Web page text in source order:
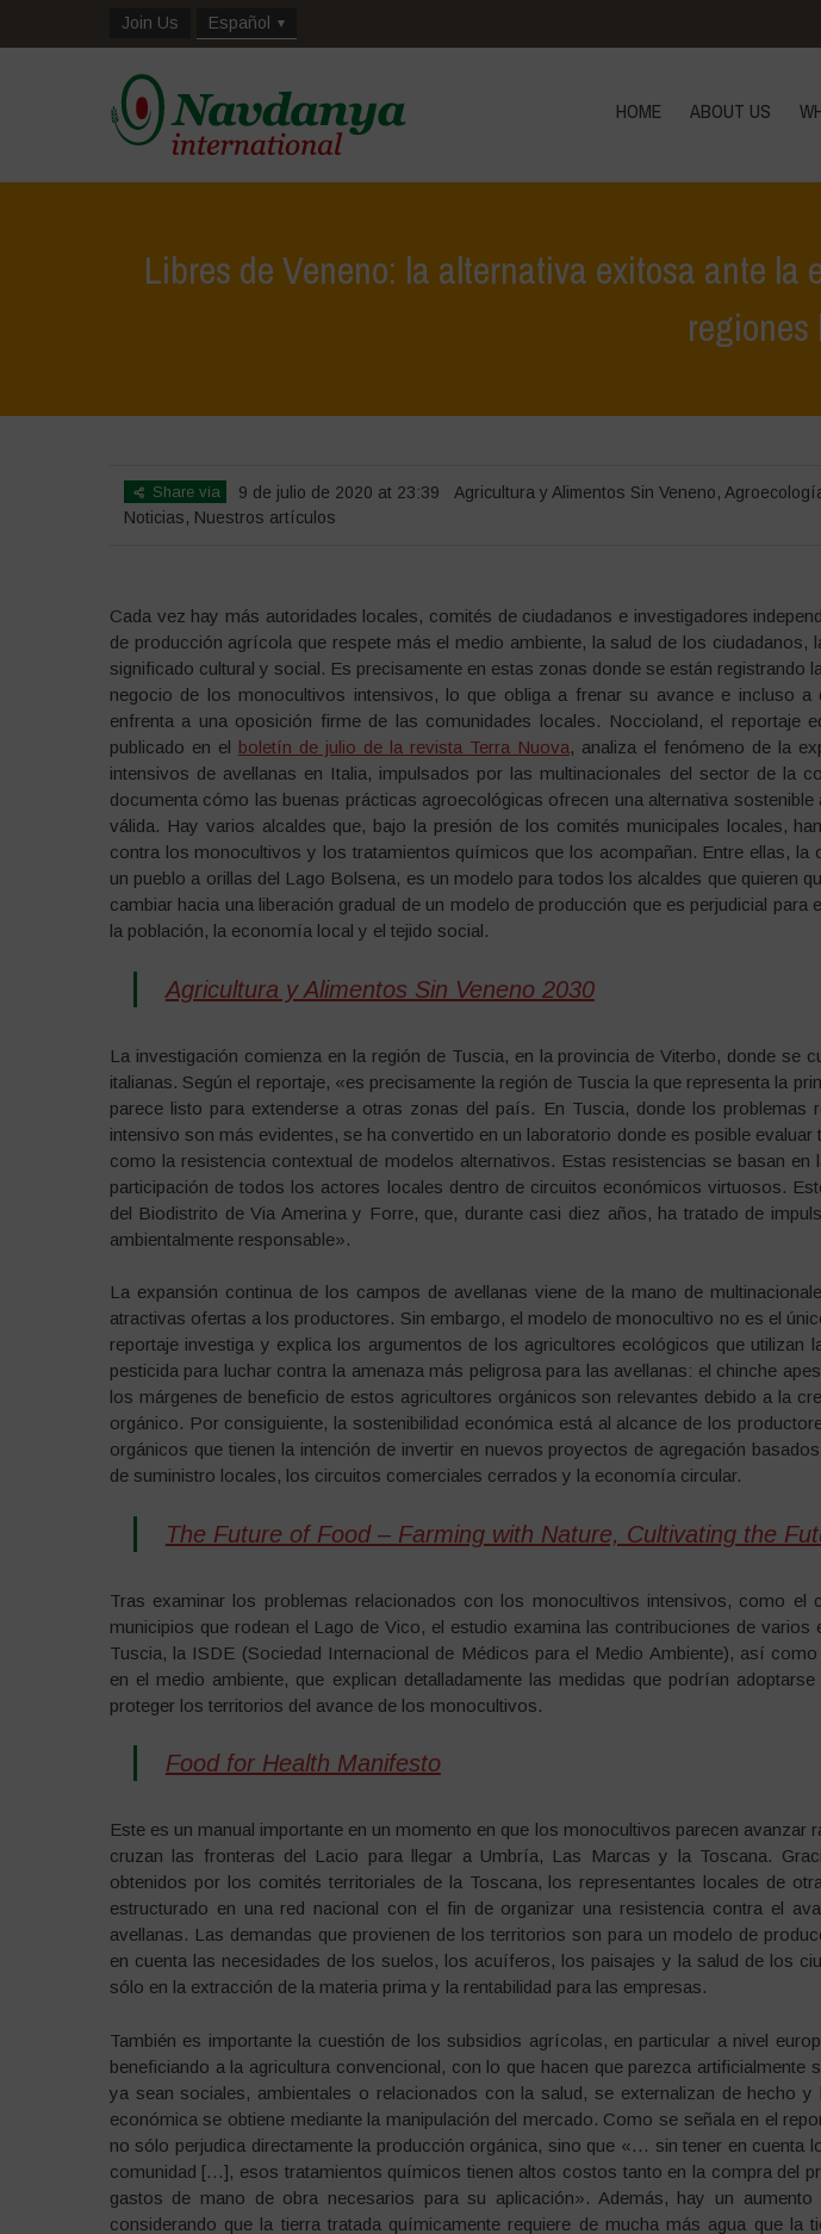
Join Us Español
HOME ABOUT US
Libres de Veneno: la alternativa exitosa ante
regiones
Share via 9 de julio de 2020 at 23:39 Agricultura y Alimentos Sin Veneno,
Noticias, Nuestros artículos
Cada vez hay más autoridades locales, comités de ciudadanos e investigadores
de producción agrícola que respete más el medio ambiente, la salud de los ciudadanos,
significado cultural y social. Es precisamente en estas zonas donde se están registrando
negocio de los monocultivos intensivos, lo que obliga a frenar su avance e incluso a
enfrenta a una oposición firme de las comunidades locales. Noccioland, el reportaje
publicado en el boletín de julio de la revista Terra Nuova, analiza el fenómeno de la
intensivos de avellanas en Italia, impulsados por las multinacionales del sector de la
documenta cómo las buenas prácticas agroecológicas ofrecen una alternativa
válida. Hay varios alcaldes que, bajo la presión de los comités municipales locales,
contra los monocultivos y los tratamientos químicos que los acompañan. Entre ellas, la
un pueblo a orillas del Lago Bolsena, es un modelo para todos los alcaldes que quieren
cambiar hacia una liberación gradual de un modelo de producción que es perjudicial para
la población, la economía local y el tejido social.
Agricultura y Alimentos Sin Veneno 2030
La investigación comienza en la región de Tuscia, en la provincia de Viterbo, donde se
italianas. Según el reportaje, «es precisamente la región de Tuscia la que representa la
parece listo para extenderse a otras zonas del país. En Tuscia, donde los problemas
intensivo son más evidentes, se ha convertido en un laboratorio donde es posible evaluar
como la resistencia contextual de modelos alternativos. Estas resistencias se basan en
participación de todos los actores locales dentro de circuitos económicos virtuosos.
del Biodistrito de Via Amerina y Forre, que, durante casi diez años, ha tratado de
ambientalmente responsable».
La expansión continua de los campos de avellanas viene de la mano de
atractivas ofertas a los productores. Sin embargo, el modelo de monocultivo no es el
reportaje investiga y explica los argumentos de los agricultores ecológicos que utilizan
pesticida para luchar contra la amenaza más peligrosa para las avellanas: el chinche
los márgenes de beneficio de estos agricultores orgánicos son relevantes debido a la
orgánico. Por consiguiente, la sostenibilidad económica está al alcance de los
orgánicos que tienen la intención de invertir en nuevos proyectos de agregación
de suministro locales, los circuitos comerciales cerrados y la economía circular.
The Future of Food – Farming with Nature, Cultivating the
Tras examinar los problemas relacionados con los monocultivos intensivos, como el
municipios que rodean el Lago de Vico, el estudio examina las contribuciones de varios
Tuscia, la ISDE (Sociedad Internacional de Médicos para el Medio Ambiente), así
en el medio ambiente, que explican detalladamente las medidas que podrían
proteger los territorios del avance de los monocultivos.
Food for Health Manifesto
Este es un manual importante en un momento en que los monocultivos parecen avanzar
cruzan las fronteras del Lacio para llegar a Umbría, Las Marcas y la Toscana.
obtenidos por los comités territoriales de la Toscana, los representantes locales de
estructurado en una red nacional con el fin de organizar una resistencia contra el
avellanas. Las demandas que provienen de los territorios son para un modelo de
en cuenta las necesidades de los suelos, los acuíferos, los paisajes y la salud de los
sólo en la extracción de la materia prima y la rentabilidad para las empresas.
También es importante la cuestión de los subsidios agrícolas, en particular a nivel
beneficiando a la agricultura convencional, con lo que hacen que parezca artificialmente
ya sean sociales, ambientales o relacionados con la salud, se externalizan de hecho y
económica se obtiene mediante la manipulación del mercado. Como se señala en el
no sólo perjudica directamente la producción orgánica, sino que «… sin tener en cuenta
comunidad […], esos tratamientos químicos tienen altos costos tanto en la compra del
gastos de mano de obra necesarios para su aplicación». Además, hay un
considerando que la tierra tratada químicamente requiere de mucha más agua que la